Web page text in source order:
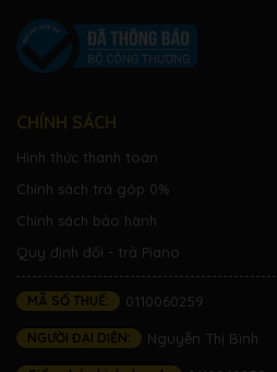
CHÍNH SÁCH
Hình thức thanh toán
Chính sách trả góp 0%
Chính sách bảo hành
Quy định đổi - trả Piano
MÃ SỐ THUẾ: 0110060259
NGƯỜI ĐẠI DIỆN: Nguyễn Thị Bình